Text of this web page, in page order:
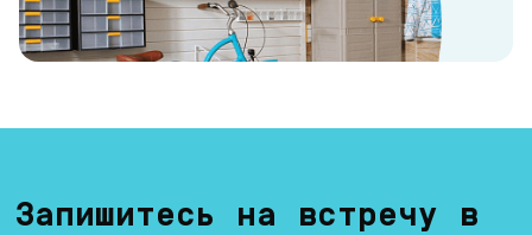
Запишитесь на встречу в